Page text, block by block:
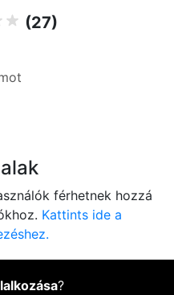
(27)
férhetnek hozzá
Kattints ide a
?